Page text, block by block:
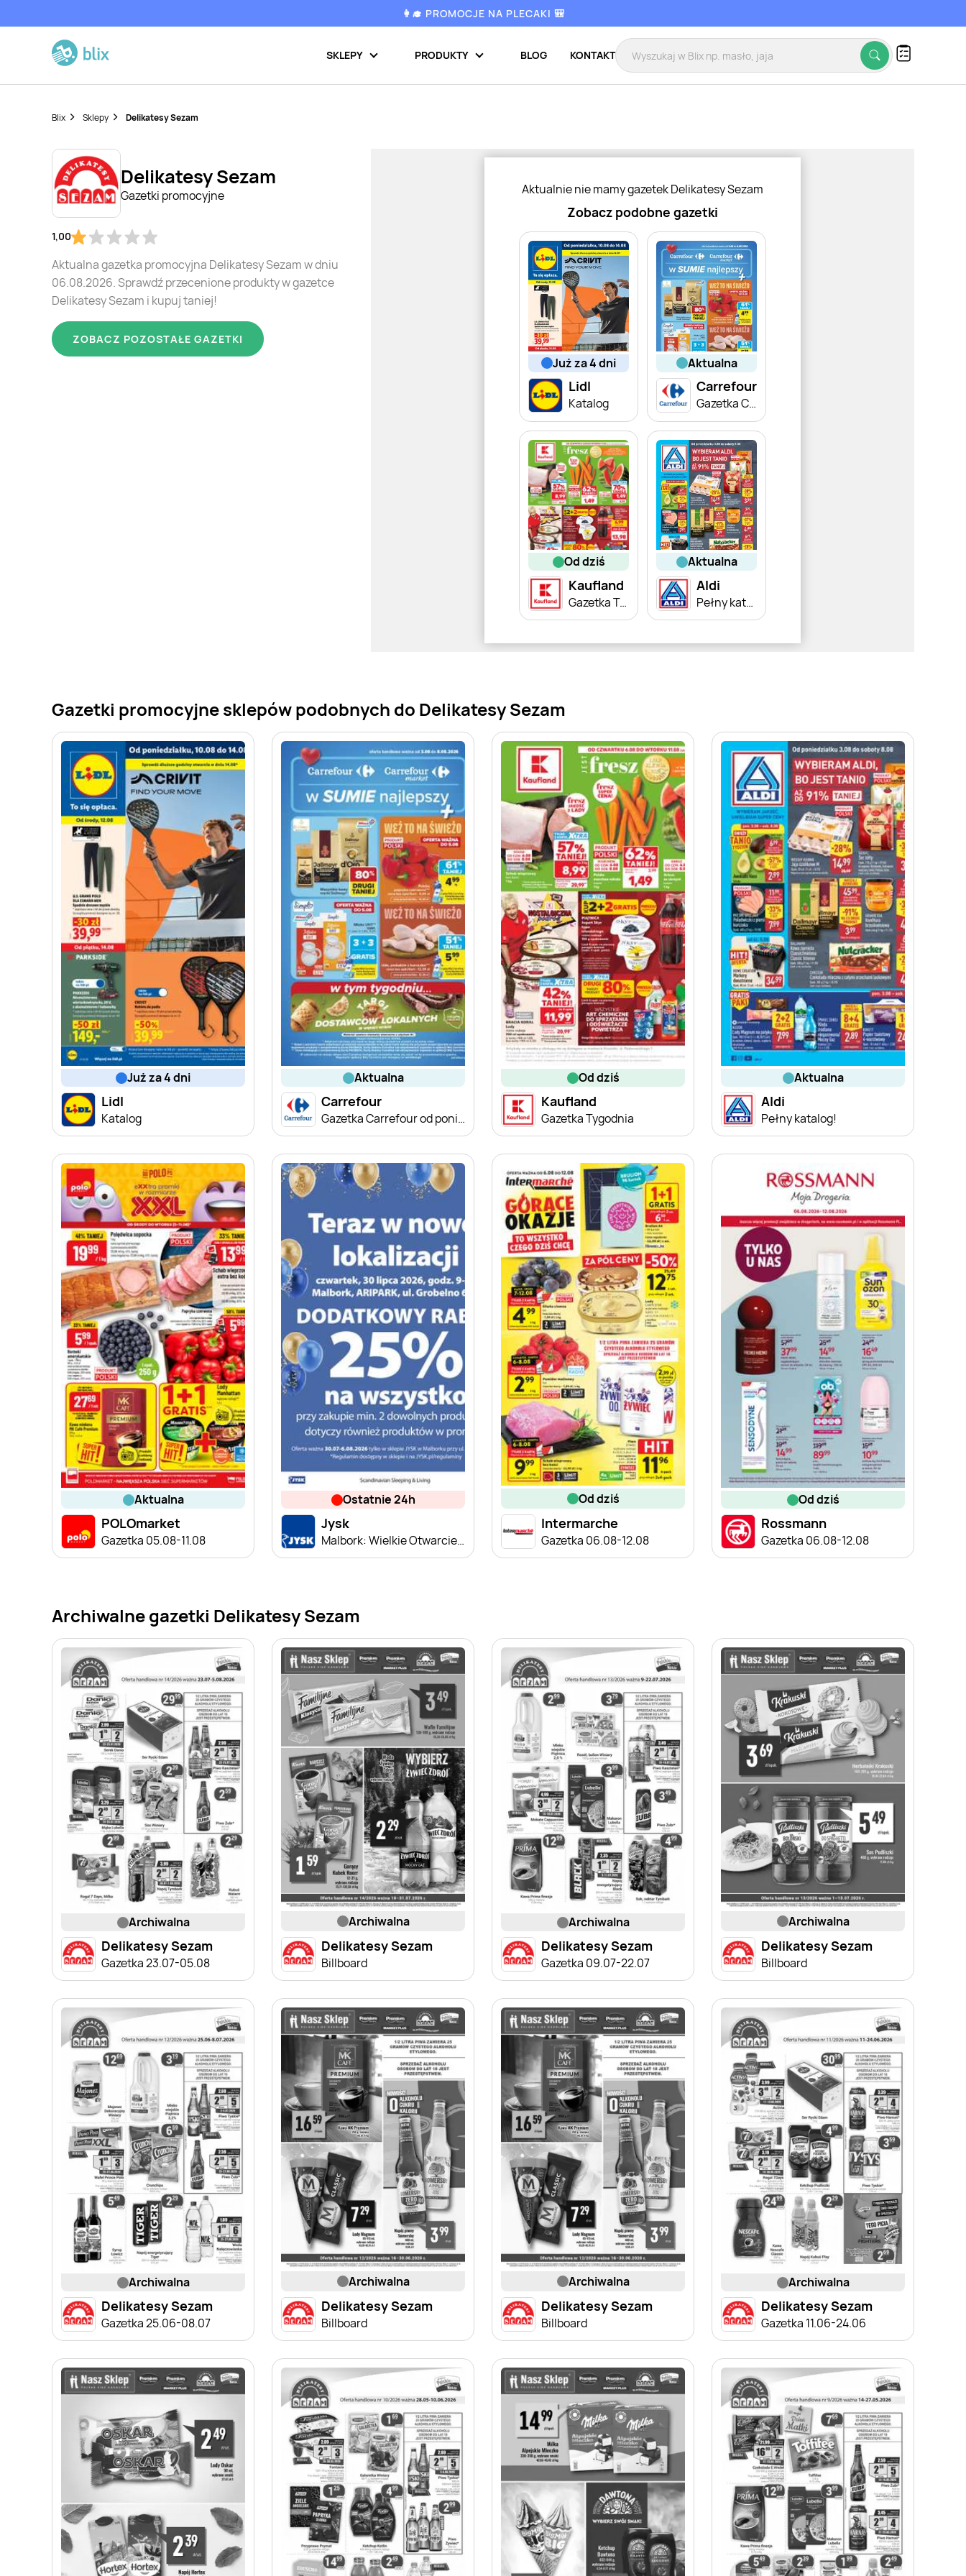
👩‍🎓 PROMOCJE NA PLECAKI 🎒
SKLEPY PRODUKTY BLOG KONTAKT
Blix Sklepy Delikatesy Sezam
Delikatesy Sezam
Gazetki promocyjne
1,00
Aktualna gazetka promocyjna Delikatesy Sezam w dniu
06.08.2026. Sprawdź przecenione produkty w gazetce
Delikatesy Sezam i kupuj taniej!
ZOBACZ POZOSTAŁE GAZETKI
Aktualnie nie mamy gazetek Delikatesy Sezam
Zobacz podobne gazetki
już za 4 dni
Lidl
Katalog
aktualna
Carrefour
Gazetka Carrefour od poniedziałku
od dziś
Kaufland
Gazetka Tygodnia
aktualna
Aldi
Pełny katalog!
Gazetki promocyjne sklepów podobnych do Delikatesy Sezam
już za 4 dni
Lidl
Katalog
aktualna
Carrefour
Gazetka Carrefour od poniedziałku
od dziś
Kaufland
Gazetka Tygodnia
aktualna
Aldi
Pełny katalog!
aktualna
POLOmarket
Gazetka 05.08-11.08
ostatnie 24h
Jysk
Malbork: Wielkie Otwarcie JYSK! Już 30.07.2026!
od dziś
Intermarche
Gazetka 06.08-12.08
od dziś
Rossmann
Gazetka 06.08-12.08
Archiwalne gazetki Delikatesy Sezam
archiwalna
Delikatesy Sezam
Gazetka 23.07-05.08
archiwalna
Delikatesy Sezam
Billboard
archiwalna
Delikatesy Sezam
Gazetka 09.07-22.07
archiwalna
Delikatesy Sezam
Billboard
archiwalna
Delikatesy Sezam
Gazetka 25.06-08.07
archiwalna
Delikatesy Sezam
Billboard
archiwalna
Delikatesy Sezam
Billboard
archiwalna
Delikatesy Sezam
Gazetka 11.06-24.06